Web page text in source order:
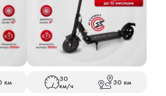
км 30
км/ч 30 км